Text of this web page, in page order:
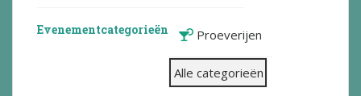
Evenementcategorieën Proeverijen
Alle categorieën